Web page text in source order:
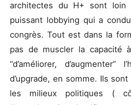
architectes du H+ sont loin
puissant lobbying qui a
congrès. Tout est dans la
pas de muscler la capacité
“d’améliorer, d’augmenter”
d’upgrade, en somme. Ils
les milieux politiques (